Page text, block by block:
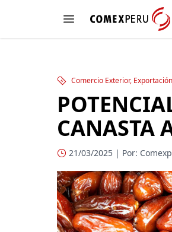
Open menu
ComexPerú
Comercio Exterior, Exportación
CANASTA
21/03/2025 | Por: